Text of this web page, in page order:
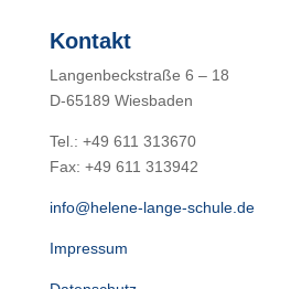
Kontakt
Langenbeckstraße 6 – 18
D-65189 Wiesbaden
Tel.: +49 611 313670
Fax: +49 611 313942
info@helene-lange-schule.de
Impressum